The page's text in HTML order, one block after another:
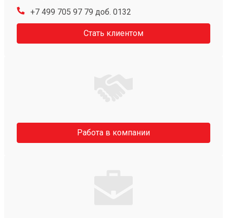
+7 499 705 97 79 доб. 0132
Стать клиентом
Работа в компании